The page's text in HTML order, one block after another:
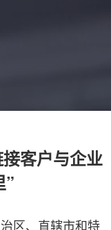
客户与企业
”
区、直辖市和特